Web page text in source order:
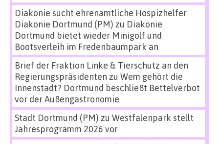
Diakonie sucht ehrenamtliche Hospizhelfer
Diakonie Dortmund (PM) zu Diakonie
Dortmund bietet wieder Minigolf und
Bootsverleih im Fredenbaumpark an
Brief der Fraktion Linke & Tierschutz an den
Regierungspräsidenten zu Wem gehört die
Innenstadt? Dortmund beschließt Bettelverbot
vor der Außengastronomie
Stadt Dortmund (PM) zu Westfalenpark stellt
Jahresprogramm 2026 vor